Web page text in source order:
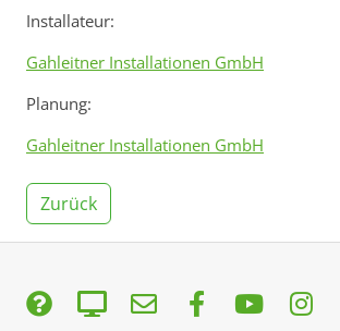
Installateur:
Gahleitner Installationen GmbH
Planung:
Gahleitner Installationen GmbH
Zurück